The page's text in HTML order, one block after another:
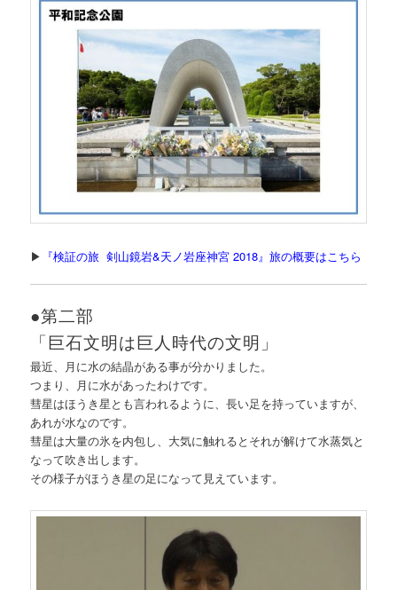
▶ 『検証の旅 剣山鏡岩&天ノ岩座神宮 2018』旅の概要はこちら
●第二部
「巨石文明は巨人時代の文明」
最近、月に水の結晶がある事が分かりました。
つまり、月に水があったわけです。
彗星はほうき星とも言われるように、長い足を持っていますが、
あれが水なのです。
彗星は大量の氷を内包し、大気に触れるとそれが解けて水蒸気と
なって吹き出します。
その様子がほうき星の足になって見えています。